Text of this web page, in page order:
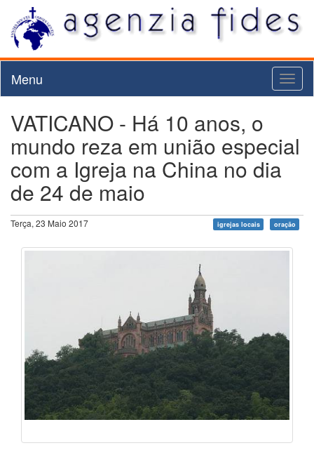
Menu
VATICANO - Há 10 anos, o
mundo reza em união especial
com a Igreja na China no dia
de 24 de maio
Terça, 23 Maio 2017 igrejas locais oração